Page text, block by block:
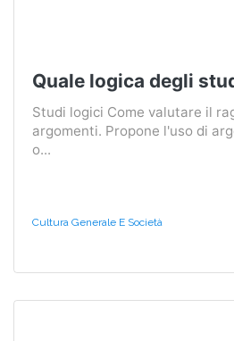
Quale logica degli
Studi logici Come valutare il
argomenti. Propone l'uso di
o...
Cultura Generale E Società